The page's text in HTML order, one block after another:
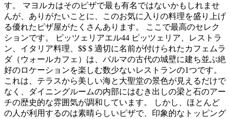
す。 マヨルカはそのピザで最も有名ではないかもしれませ
んが、ありがたいことに、このお気に入りの料理を盛り上げ
る優れたピザ屋がたくさんあります。 ここで最高のセレク
ションです。 ピッツェリアエル44 ピッツェリア、レストラ
ン、イタリア料理、$$ $ 適切に名前が付けられたカフェムラ
ダ（ウォールカフェ）は、パルマの古代の城壁に建ち並ぶ絶
好のロケーションを楽しむ数少ないレストランの1つです。
これは、テラスから美しい海と大聖堂の景色が見えるだけで
なく、ダイニングルームの内部にはむき出しの梁と石のアー
チの歴史的な雰囲気が調和しています。 しかし、ほとんど
の人が利用するのは素晴らしいピザで、印象的なトッピング